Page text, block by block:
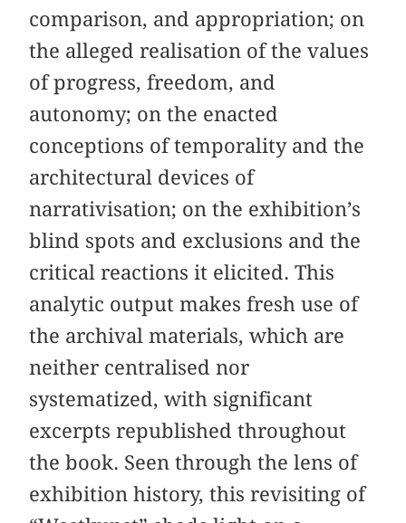
comparison, and appropriation; on
the alleged realisation of the values
of progress, freedom, and
autonomy; on the enacted
conceptions of temporality and the
architectural devices of
narrativisation; on the exhibition’s
blind spots and exclusions and the
critical reactions it elicited. This
analytic output makes fresh use of
the archival materials, which are
neither centralised nor
systematized, with significant
excerpts republished throughout
the book. Seen through the lens of
exhibition history, this revisiting of